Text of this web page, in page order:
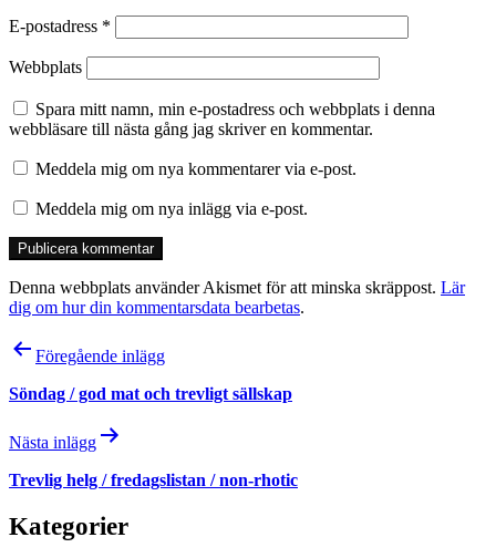
E-postadress *
Webbplats
Spara mitt namn, min e-postadress och webbplats i denna
webbläsare till nästa gång jag skriver en kommentar.
Meddela mig om nya kommentarer via e-post.
Meddela mig om nya inlägg via e-post.
Denna webbplats använder Akismet för att minska skräppost. Lär
dig om hur din kommentarsdata bearbetas.
Inläggsnavigering
Föregående inlägg
Söndag / god mat och trevligt sällskap
Nästa inlägg
Trevlig helg / fredagslistan / non-rhotic
Kategorier